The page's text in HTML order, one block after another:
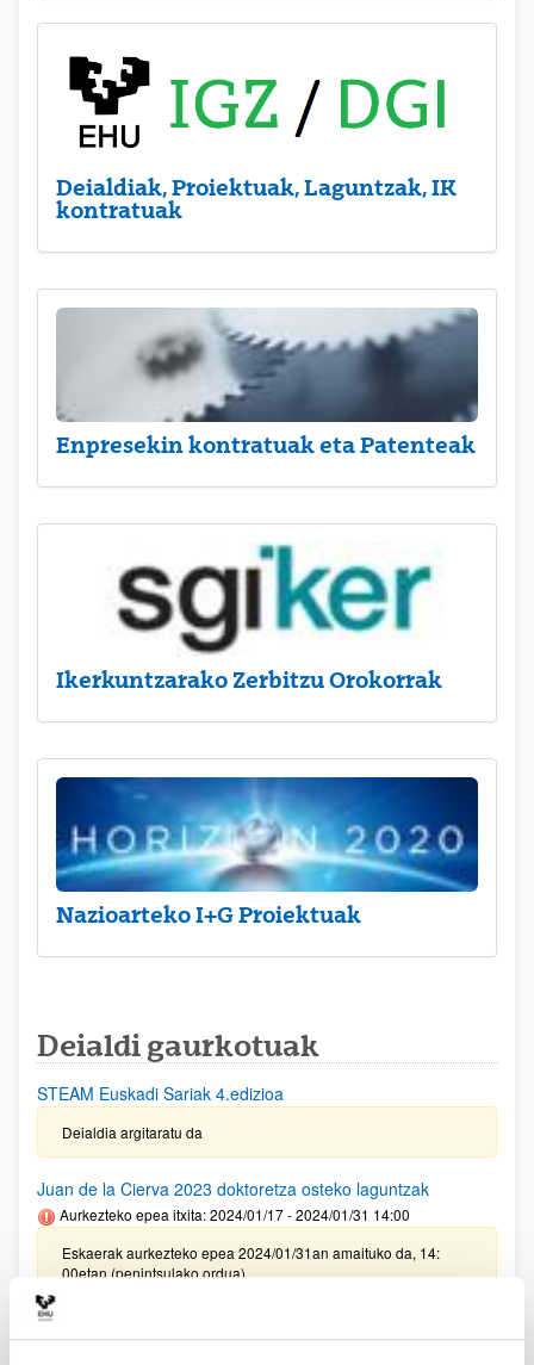
Deialdiak, Proiektuak, Laguntzak, IK
kontratuak
Enpresekin kontratuak eta Patenteak
Ikerkuntzarako Zerbitzu Orokorrak
Nazioarteko I+G Proiektuak
Deialdi gaurkotuak
STEAM Euskadi Sariak 4.edizioa
Deialdia argitaratu da
Juan de la Cierva 2023 doktoretza osteko laguntzak
Aurkezteko epea itxita: 2024/01/17 - 2024/01/31 14:00
Eskaerak aurkezteko epea 2024/01/31an amaituko da, 14:
00etan (penintsulako ordua)
Oinarrizko ikerketako eta/edo ikerketa aplikatuko proiektuak